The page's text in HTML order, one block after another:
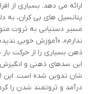
ارائه می دهد. بسیاری از
پتانسیل های بی کران، به
مسیر دستیابی به ثروت
ندارم»، «آموزش خوبی
ذهن بسیاری را از حرکت
این سدهای ذهنی و
شان تدوین شده است. این
درآمد و ثروتمند شدن را